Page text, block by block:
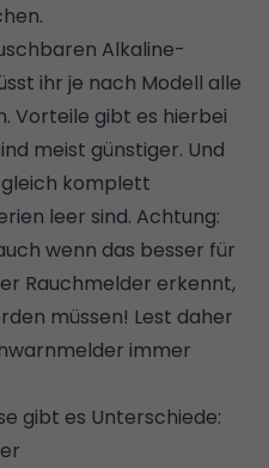
Alkaline-
ihr je nach Modell alle
Vorteile gibt es hierbei
meist günstiger. Und
komplett
leer sind. Achtung:
wenn das besser für
Rauchmelder erkennt,
müssen! Lest daher
immer
gibt es Unterschiede: